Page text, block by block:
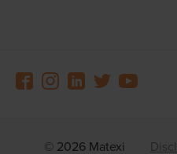
© 2026 Matexi